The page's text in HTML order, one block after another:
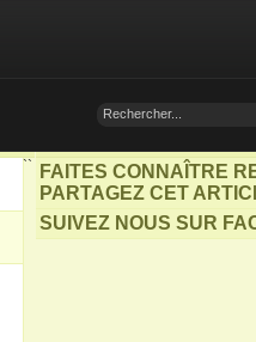
``
FAITES CONNAÎTRE
PARTAGEZ CET
SUIVEZ NOUS SUR